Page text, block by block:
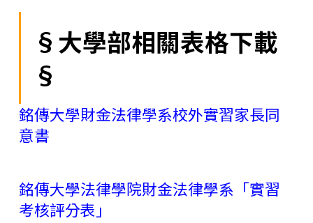
§大學部相關表格下載
§
銘傳大學財金法律學系校外實習家長同
意書
銘傳大學法律學院財金法律學系「實習
考核評分表」